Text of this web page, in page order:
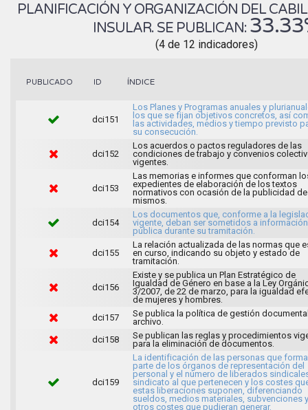
PLANIFICACIÓN Y ORGANIZACIÓN DEL
INSULAR. SE PUBLICAN:
(4 de 12 indicadores)
PUBLICADO ID ÍNDICE
dci151
Los Planes y Programas anuales y
los que se fijan objetivos concretos, así
las actividades, medios y tiempo previsto
su consecución.
dci152
Los acuerdos o pactos reguladores de las
condiciones de trabajo y convenios
vigentes.
dci153
Las memorias e informes que conforman
expedientes de elaboración de los textos
normativos con ocasión de la publicidad
mismos.
dci154
Los documentos que, conforme a la
vigente, deban ser sometidos a información
pública durante su tramitación.
dci155
La relación actualizada de las normas que
en curso, indicando su objeto y estado de
tramitación.
dci156
Existe y se publica un Plan Estratégico de
Igualdad de Género en base a la Ley
3/2007, de 22 de marzo, para la igualdad
de mujeres y hombres.
dci157
Se publica la política de gestión
archivo.
dci158
Se publican las reglas y procedimientos
para la eliminación de documentos.
dci159
La identificación de las personas que
parte de los órganos de representación del
personal y el número de liberados
sindicato al que pertenecen y los costes
estas liberaciones suponen, diferenciando
sueldos, medios materiales, subvenciones y
otros costes que pudieran generar.